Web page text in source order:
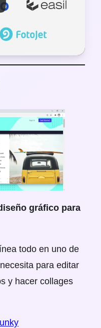
gráfico para
todo en uno de
para editar
y hacer collages